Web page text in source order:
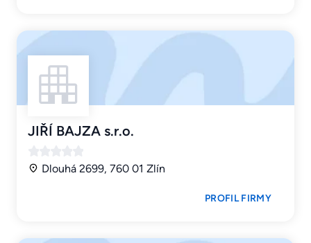
JIŘÍ BAJZA s.r.o.
Dlouhá 2699, 760 01 Zlín
PROFIL FIRMY